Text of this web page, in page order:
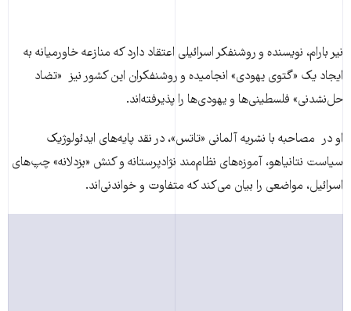
نیر بارام، نویسنده و روشنفکر اسرائیلی اعتقاد دارد که منازعه خاورمیانه به
ایجاد یک «گتوی یهودی» انجامیده و روشنفکران این کشور نیز «تضاد
حل‌نشدنی» فلسطینی‌ها و یهودی‌ها را پذیرفته‌اند.
او در مصاحبه با نشریه آلمانی «تاتس»، در نقد پایه‌های ایدئولوژیک
سیاست نتانیاهو، آموزه‌های نظام‌مند نژادپرستانه و کنش‌ «بزدلانه» چپ‌های
اسرائیل، مواضعی را بیان می‌کند که متفاوت و خواندنی‌‌‌اند.